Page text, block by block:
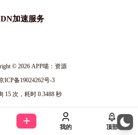
加速服务
© 2026APP喵：资源
ICP备19024262号-3
15 次，耗时 0.3488 秒
我的 顶部